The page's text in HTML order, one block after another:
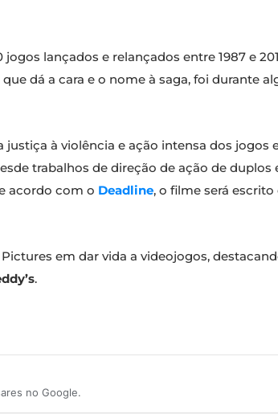
lançados e relançados entre 1987 e
dá a cara e o nome à saga, foi durante
justiça à violência e ação intensa dos jogos
trabalhos de direção de ação de duplos
acordo com o Deadline, o filme será
em dar vida a videojogos,
.
no Google.